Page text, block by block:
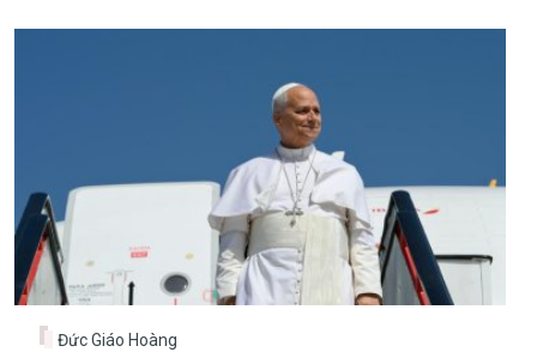
Đức Giáo Hoàng